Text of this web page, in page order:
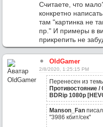
Считаете, что
конкретно
там "картинка не
пр." И примеры в
прикрепить не
OldGamer
2/8/2020, 1:25:15 PM
Перенесен из
Противостояние
BDRip 1080p
Manson_Fan
"3986 кбит/сек"